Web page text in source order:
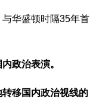
华盛顿时隔35年首
政治表演。
移国内政治视线的